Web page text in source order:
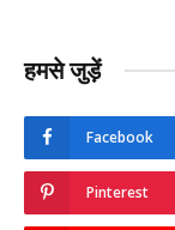
हमसे जुड़ें
Facebook
Pinterest